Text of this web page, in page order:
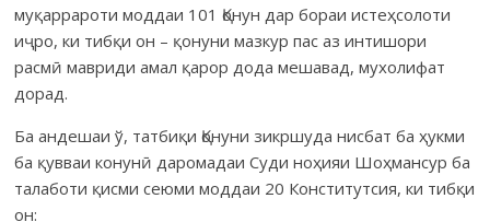
муқаррароти моддаи 101 Қонун дар бораи истеҳсолоти
иҷро, ки тибқи он – қонуни мазкур пас аз интишори
расмӣ мавриди амал қарор дода мешавад, мухолифат
дорад.
Ба андешаи ў, татбиқи Қонуни зикршуда нисбат ба ҳукми
ба қувваи конунӣ даромадаи Суди ноҳияи Шоҳмансур ба
талаботи қисми сеюми моддаи 20 Конститутсия, ки тибқи
он: